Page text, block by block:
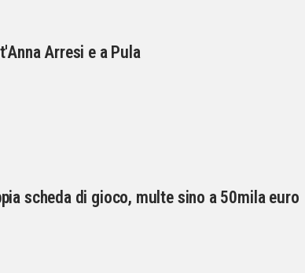
Arresi e a Pula
scheda di gioco, multe sino a 50mila euro